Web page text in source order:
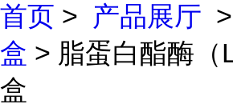
首页 > 产品展厅 >
盒 > 脂蛋白酯酶（
盒